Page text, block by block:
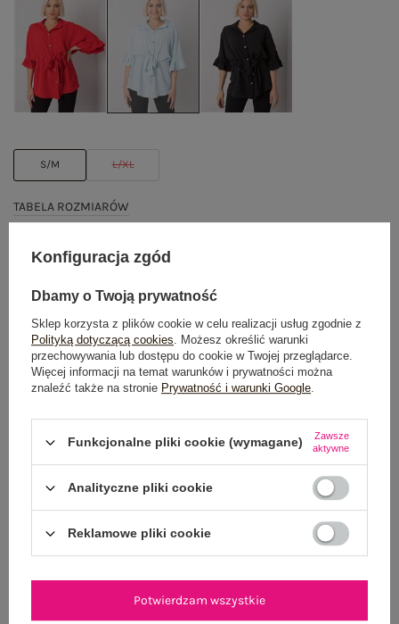
S/M L/XL
TABELA ROZMIARÓW
DODAJ DO KOSZYKA
Możesz kupić także poprzez:
Dostawaod 7,99 zł
Do darmowej dostawy brakuje 200,00 zł
Wysyłka w poniedziałek
100 dni na zwrot
Konfiguracja zgód
Dbamy o Twoją prywatność
Sklep korzysta z plików cookie w celu realizacji usług zgodnie z
Polityką dotyczącą cookies. Możesz określić warunki
przechowywania lub dostępu do cookie w Twojej przeglądarce.
Więcej informacji na temat warunków i prywatności można
znaleźć także na stronie Prywatność i warunki Google.
Funkcjonalne pliki cookie (wymagane)
Zawsze
aktywne
Analityczne pliki cookie
Reklamowe pliki cookie
Potwierdzam wszystkie